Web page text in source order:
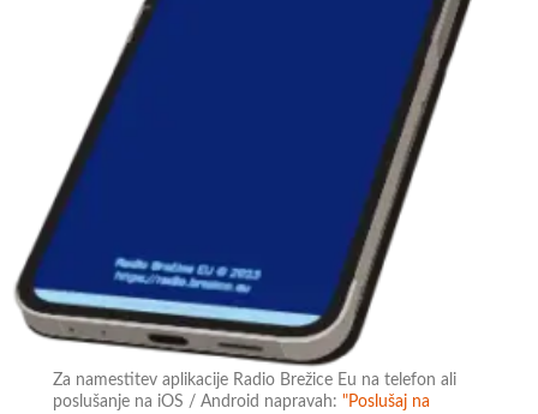
Za namestitev aplikacije Radio Brežice Eu na telefon ali
poslušanje na iOS / Android napravah: "Poslušaj na